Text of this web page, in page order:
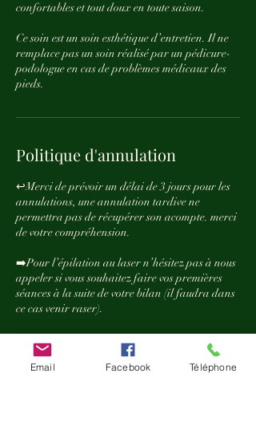
confortables et tout doux en toute saison.
Ce soin est un soin esthétique d’entretien. Il ne
remplace pas un soin réalisé par un pédicure-
podologue en cas de problèmes médicaux des
pieds.
Politique d'annulation
↩️Merci de prévoir un délai de 3 jours pour les
annulations, une annulation tardive ne
permettra pas de récupérer son acompte. merci
de votre compréhension.
➡️Pour l’épilation au laser n’hésitez pas à nous
appeler si vous souhaitez faire vos premières
séances à la suite de votre bilan (il faudra dans
ce cas venir raser).
l’espèce sauf pour Lana et le coiffeur Adar.
Email Facebook Téléphone